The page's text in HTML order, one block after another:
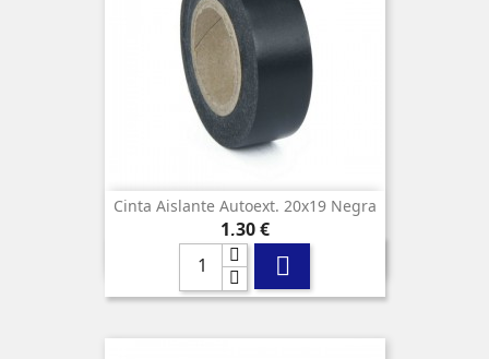
Cinta Aislante Autoext. 20x19 Negra
Precio
1,30 €
